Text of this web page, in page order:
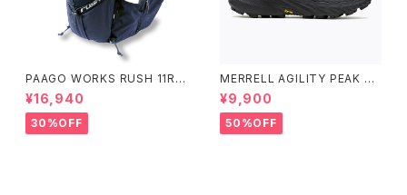
PAAGO WORKS RUSH 11R A
LPINE BLUE
¥16,940
30%OFF
MERRELL AGILITY PEAK 5
アジリティー ピーク 5［ウィメン
ズ］ BLACK/BLACK ブラック/
ブラック
¥9,900
50%OFF